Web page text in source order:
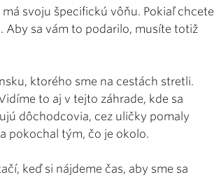
svoju špecifickú vôňu. Pokiaľ chcete
Aby sa vám to podarilo, musíte totiž
ktorého sme na cestách stretli.
to aj v tejto záhrade, kde sa
dôchodcovia, cez uličky pomaly
pokochal tým, čo je okolo.
keď si nájdeme čas, aby sme sa